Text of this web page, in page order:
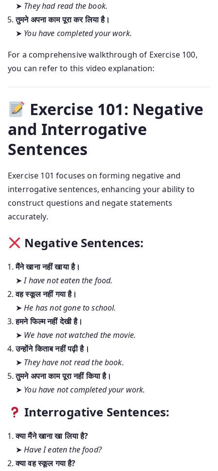
➤ They had read the book.
तुमने अपना काम पूरा कर लिया है।
➤ You have completed your work.
For a comprehensive walkthrough of Exercise 100,
you can refer to this video explanation:
Exercise 101: Negative
and Interrogative
Sentences
Exercise 101 focuses on forming negative and
interrogative sentences, enhancing your ability to
construct questions and negate statements
accurately.
Negative Sentences:
मैंने खाना नहीं खाया है।
➤I have not eaten the food.
वह स्कूल नहीं गया है।
➤He has not gone to school.
हमने फिल्म नहीं देखी है।
➤ We have not watched the movie.
उन्होंने किताब नहीं पढ़ी है।
➤ They have not read the book.
तुमने अपना काम पूरा नहीं किया है।
➤ You have not completed your work.
Interrogative Sentences:
क्या मैंने खाना खा लिया है?
➤Have I eaten the food?
क्या वह स्कूल गया है?